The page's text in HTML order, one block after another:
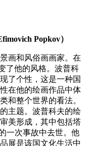
Popkov）
画和风俗画画家。在
了他的风格。波普科
了个性，这是一种国
在他的绘画作品中体
和整个世界的看法。
主题。波普科夫的绘
美形成，其中包括塔
一次事故中去世。他
展是该国文化生活中